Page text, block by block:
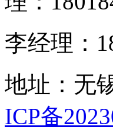
李经理：
地址：无
ICP备